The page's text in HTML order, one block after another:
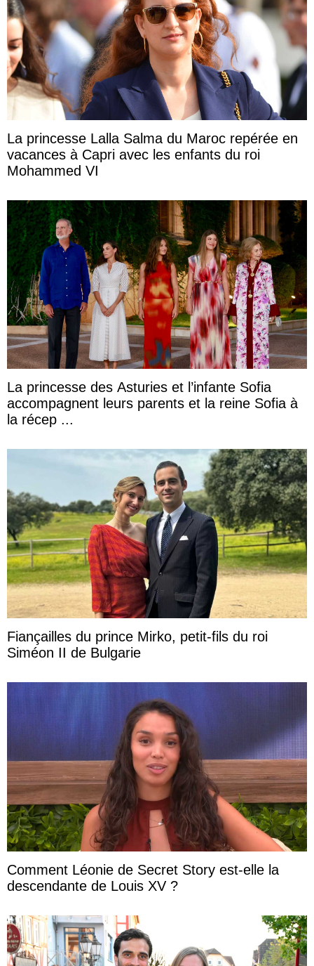
La princesse Lalla Salma du Maroc repérée en
vacances à Capri avec les enfants du roi
Mohammed VI
La princesse des Asturies et l’infante Sofia
accompagnent leurs parents et la reine Sofia à
la récep ...
Fiançailles du prince Mirko, petit-fils du roi
Siméon II de Bulgarie
Comment Léonie de Secret Story est-elle la
descendante de Louis XV ?